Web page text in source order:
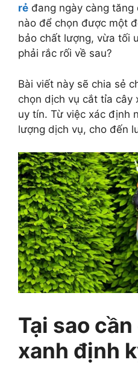
rẻ đang ngày càng
nào để chọn được một
bảo chất lượng, vừa tối
phải rắc rối về sau?
Bài viết này sẽ chia sẻ
chọn dịch vụ cắt tỉa cây
uy tín. Từ việc xác định
lượng dịch vụ, cho đến
Tại sao
xanh định